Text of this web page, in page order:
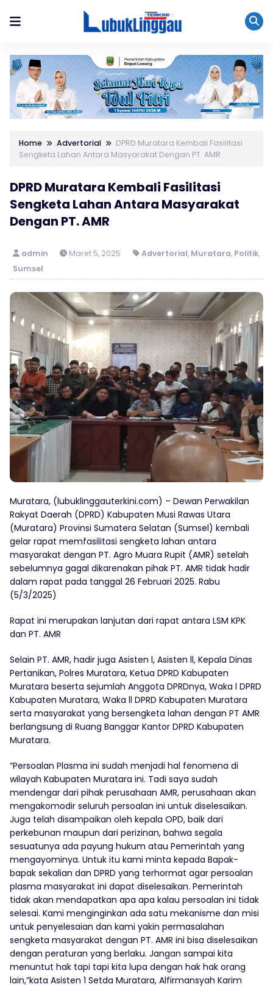
Home Advertorial
DPRD Muratara Kembali Fasilitasi
Sengketa Lahan Antara Masyarakat Dengan PT. AMR
DPRD Muratara Kembali Fasilitasi
Sengketa Lahan Antara Masyarakat
Dengan PT. AMR
admin Maret 5, 2025 Advertorial, Muratara, Politik,
Sumsel
Muratara, (lubuklinggauterkini.com) – Dewan Perwakilan
Rakyat Daerah (DPRD) Kabupaten Musi Rawas Utara
(Muratara) Provinsi Sumatera Selatan (Sumsel) kembali
gelar rapat memfasilitasi sengketa lahan antara
masyarakat dengan PT. Agro Muara Rupit (AMR) setelah
sebelumnya gagal dikarenakan pihak PT. AMR tidak hadir
dalam rapat pada tanggal 26 Februari 2025. Rabu
(5/3/2025)
Rapat ini merupakan lanjutan dari rapat antara LSM KPK
dan PT. AMR
Selain PT. AMR, hadir juga Asisten l, Asisten ll, Kepala Dinas
Pertanikan, Polres Muratara, Ketua DPRD Kabupaten
Muratara beserta sejumlah Anggota DPRDnya, Waka l DPRD
Kabupaten Muratara, Waka ll DPRD Kabupaten Muratara
serta masyarakat yang bersengketa lahan dengan PT AMR
berlangsung di Ruang Banggar Kantor DPRD Kabupaten
Muratara.
“Persoalan Plasma ini sudah menjadi hal fenomena di
wilayah Kabupaten Muratara ini. Tadi saya sudah
mendengar dari pihak perusahaan AMR, perusahaan akan
mengakomodir seluruh persoalan ini untuk diselesaikan.
Juga telah disampaikan oleh kepala OPD, baik dari
perkebunan maupun dari perizinan, bahwa segala
sesuatunya ada payung hukum atau Pemerintah yang
mengayominya. Untuk itu kami minta kepada Bapak-
bapak sekalian dan DPRD yang terhormat agar persoalan
plasma masyarakat ini dapat diselesaikan. Pemerintah
tidak akan mendapatkan apa apa kalau persoalan ini tidak
selesai. Kami menginginkan ada satu mekanisme dan misi
untuk penyelesaian dan kami yakin permasalahan
sengketa masyarakat dengan PT. AMR ini bisa diselesaikan
dengan peraturan yang berlaku. Jangan sampai kita
menuntut hak tapi tapi kita lupa dengan hak hak orang
lain,”kata Asisten 1 Setda Muratara, Alfirmansyah Karim